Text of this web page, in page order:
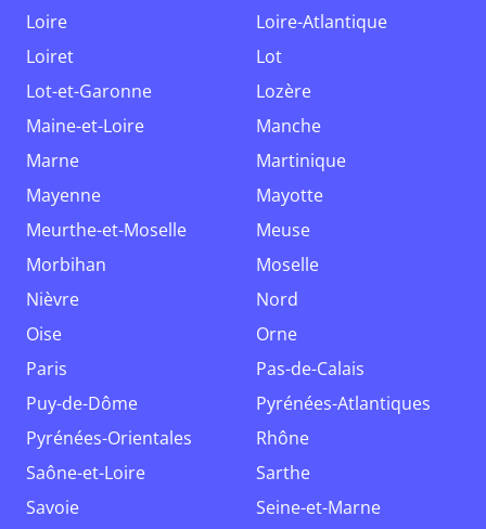
Loire
Loire-Atlantique
Loiret
Lot
Lot-et-Garonne
Lozère
Maine-et-Loire
Manche
Marne
Martinique
Mayenne
Mayotte
Meurthe-et-Moselle
Meuse
Morbihan
Moselle
Nièvre
Nord
Oise
Orne
Paris
Pas-de-Calais
Puy-de-Dôme
Pyrénées-Atlantiques
Pyrénées-Orientales
Rhône
Saône-et-Loire
Sarthe
Savoie
Seine-et-Marne